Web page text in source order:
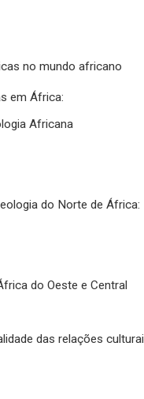
no mundo africano
em África:
Africana
do Norte de África:
do Oeste e Central
das relações